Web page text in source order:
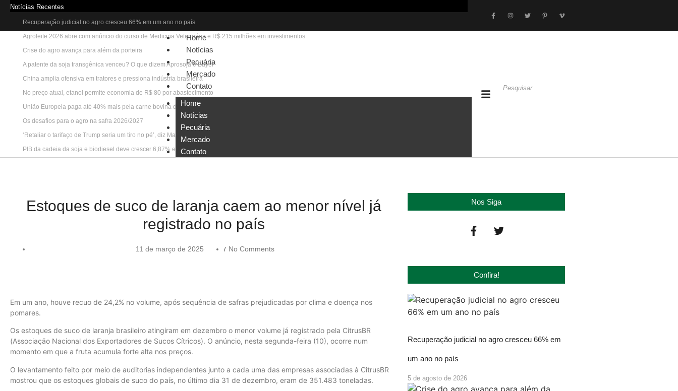
Notícias Recentes
Recuperação judicial no agro cresceu 66% em um ano no país
Agroleite 2026 abre com anúncio do curso de Medicina Veterinária e R$ 215 milhões em investimentos
Crise do agro avança para além da porteira
A patente da soja transgênica venceu? O que dizem Aprosoja e Bayer
China amplia ofensiva em tratores e pressiona indústria brasileira
No preço atual, etanol permite economia de R$ 80 por abastecimento
União Europeia paga até 40% mais pela carne bovina do que a China
Os desafios para o agro na safra 2026/2027
‘Retaliar o tarifaço de Trump seria um tiro no pé’, diz Marcos Jank
PIB da cadeia da soja e biodiesel deve crescer 6,87% em 2026
Home
Notícias
Pecuária
Mercado
Contato
Home
Notícias
Pecuária
Mercado
Contato
Estoques de suco de laranja caem ao menor nível já
registrado no país
11 de março de 2025 / No Comments
Em um ano, houve recuo de 24,2% no volume, após sequência de safras prejudicadas por clima e doença nos
pomares.
Os estoques de suco de laranja brasileiro atingiram em dezembro o menor volume já registrado pela CitrusBR
(Associação Nacional dos Exportadores de Sucos Cítricos). O anúncio, nesta segunda-feira (10), ocorre num
momento em que a fruta acumula forte alta nos preços.
O levantamento feito por meio de auditorias independentes junto a cada uma das empresas associadas à CitrusBR
mostrou que os estoques globais de suco do país, no último dia 31 de dezembro, eram de 351.483 toneladas.
Nos Siga
Confira!
Recuperação judicial no agro cresceu 66% em
um ano no país
5 de agosto de 2026